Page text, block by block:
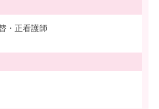
・正看護師